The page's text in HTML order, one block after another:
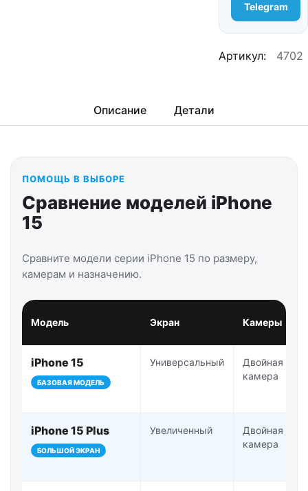
Telegram
Артикул: 4702
Описание Детали
ПОМОЩЬ В ВЫБОРЕ
Сравнение моделей iPhone
15
Сравните модели серии iPhone 15 по размеру,
камерам и назначению.
Модель Экран Камеры
iPhone 15
БАЗОВАЯ МОДЕЛЬ
Универсальный
Двойная
камера
iPhone 15 Plus
БОЛЬШОЙ ЭКРАН
Увеличенный
Двойная
камера